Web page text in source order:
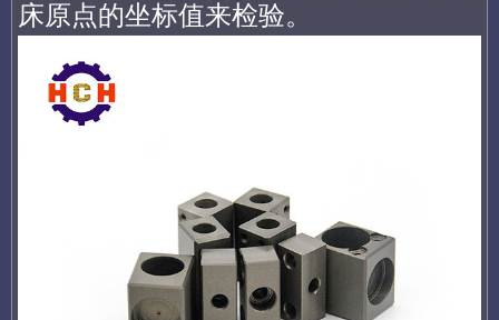
床原点的坐标值来检验。